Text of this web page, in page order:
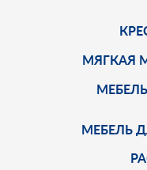
МЯГКАЯ
МЕБЕЛЬ